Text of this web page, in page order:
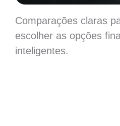
Comparações claras
escolher as opções
inteligentes.